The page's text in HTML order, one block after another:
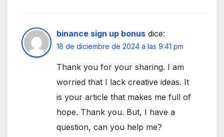
binance sign up bonus dice:
18 de diciembre de 2024 a las 9:41 pm
Thank you for your sharing. I am
worried that I lack creative ideas. It
is your article that makes me full of
hope. Thank you. But, I have a
question, can you help me?